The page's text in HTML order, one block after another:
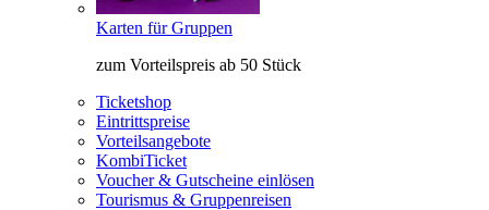
Karten für Gruppen
zum Vorteilspreis ab 50 Stück
Ticketshop
Eintrittspreise
Vorteilsangebote
KombiTicket
Voucher & Gutscheine einlösen
Tourismus & Gruppenreisen